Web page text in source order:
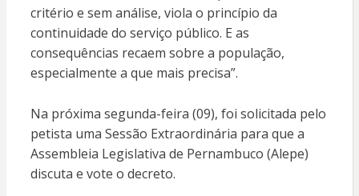
critério e sem análise, viola o princípio da
continuidade do serviço público. E as
consequências recaem sobre a população,
especialmente a que mais precisa”.
Na próxima segunda-feira (09), foi solicitada pelo
petista uma Sessão Extraordinária para que a
Assembleia Legislativa de Pernambuco (Alepe)
discuta e vote o decreto.